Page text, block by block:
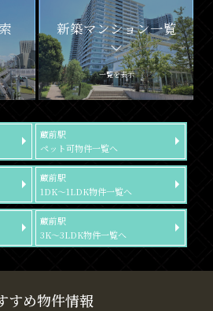
新築マンション一覧
一覧を表示
蔵前駅
ペット可物件一覧へ
蔵前駅
1DK～1LDK物件一覧へ
蔵前駅
3K～3LDK物件一覧へ
すめ物件情報